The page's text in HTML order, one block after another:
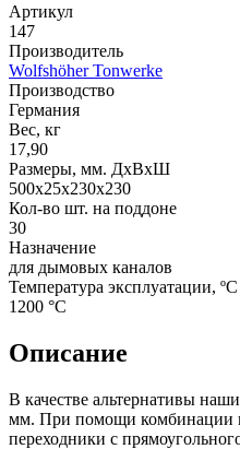
Артикул
147
Производитель
Wolfshöher Tonwerke
Производство
Германия
Вес, кг
17,90
Размеры, мм. ДхВхШ
500х25х230х230
Кол-во шт. на поддоне
30
Назначение
для дымовых каналов
Температура эксплуатации, ºС
1200 °С
Описание
В качестве альтернативы
мм. При помощи комбинации
переходники с